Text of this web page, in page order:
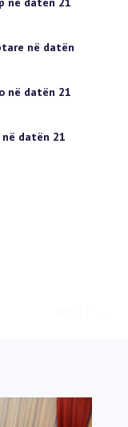
në datën
në datën 21
datën 21